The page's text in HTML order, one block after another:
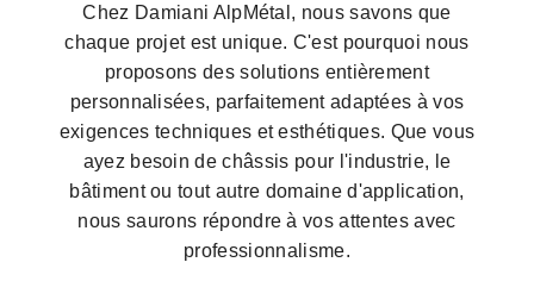
Chez Damiani AlpMétal, nous savons que
chaque projet est unique. C'est pourquoi nous
proposons des solutions entièrement
personnalisées, parfaitement adaptées à vos
exigences techniques et esthétiques. Que vous
ayez besoin de châssis pour l'industrie, le
bâtiment ou tout autre domaine d'application,
nous saurons répondre à vos attentes avec
professionnalisme.